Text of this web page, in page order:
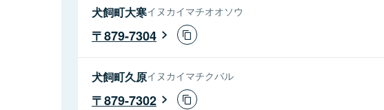
犬飼町大寒イヌカイマチオオソウ
879-7304
犬飼町久原イヌカイマチクバル
879-7302